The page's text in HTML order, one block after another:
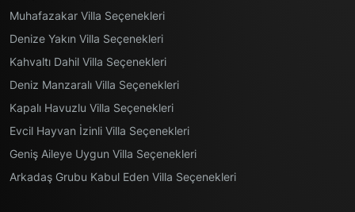
Muhafazakar Villa Seçenekleri
Denize Yakın Villa Seçenekleri
Kahvaltı Dahil Villa Seçenekleri
Deniz Manzaralı Villa Seçenekleri
Kapalı Havuzlu Villa Seçenekleri
Evcil Hayvan İzinli Villa Seçenekleri
Geniş Aileye Uygun Villa Seçenekleri
Arkadaş Grubu Kabul Eden Villa Seçenekleri